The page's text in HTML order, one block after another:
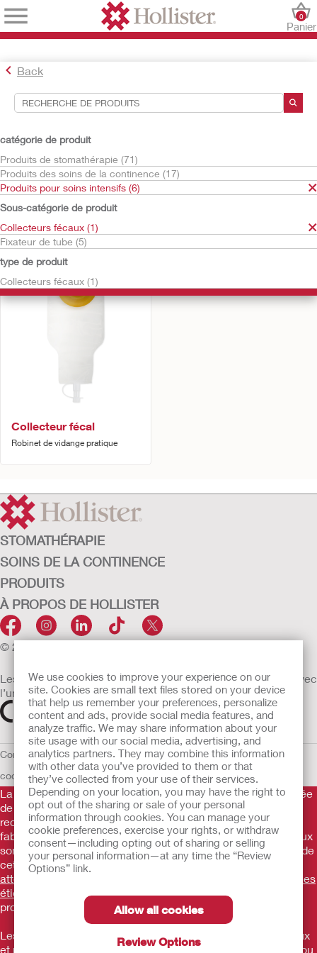
We use cookies to improve your experience on our
site. Cookies are small text files stored on your device
that help us remember your preferences, personalize
content and ads, provide social media features, and
analyze traffic. We may share information about your
site usage with our social media, advertising, and
analytics partners. They may combine this information
with other data you’ve provided to them or that
they’ve collected from your use of their services.
Depending on your location, you may have the right to
opt out of the sharing or sale of your personal
information through cookies. You can manage your
cookie preferences, exercise your rights, or withdraw
consent—including opting out of sharing or selling
your personal information—at any time the “Review
Options” link.
Allow all cookies
Review Options
Panier
0
Back
catégorie de produit
Produits de stomathérapie (71)
Produits des soins de la continence (17)
Produits pour soins intensifs (6)
Sous-catégorie de produit
Collecteurs fécaux (1)
Fixateur de tube (5)
type de produit
Collecteurs fécaux (1)
Outils de recherche
Vos sélections:
Produits pour soins intensifs
Collecteurs fécaux
Votre sélection correspond à1résultats
Trier par:
Collecteur fécal
Robinet de vidange pratique
STOMATHÉRAPIE
SOINS DE LA CONTINENCE
PRODUITS
À PROPOS DE HOLLISTER
© 2026 Hollister Incorporated
Les dispositifs médicaux vendus dans l’UE sont marqués avec
l’un des symboles suivants selon le besoin
Conditions d'utilisationPolitique de confidentialitéUtilisation des
cookies UE Avis au Dénonciateur
La Gamme de produits Hollister stomathérapie est constituée
de dispositifs d’appareillage d’une stomie permettant le
recueil des effluents. Il s’agit de dispositifs médicaux
fabriqués par Hollister Incorporated. Ces dispositifs médicaux
sont des produits de santé règlementés qui portent, au titre de
cette règlementation, le marquage CE.Consultez
attentivement les instructions figurant sur les notices et/ou les
étiquetages.
Consultez votre médecin ou tout autre
professionnel compétent.
Les informations fournies ne sont pas des conseils médicaux
et ne visent pas à remplacer les conseils de votre médecin ou